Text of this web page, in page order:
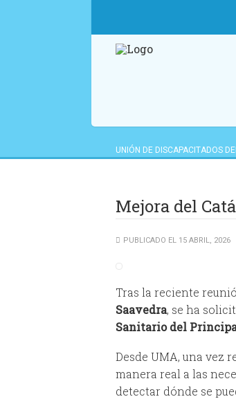
UNIÓN DE DISCAPACITADOS
Mejora del
PUBLICADO EL 15 ABRIL, 2026
Tras la reciente
Saavedra, se ha
Sanitario del
Desde UMA, una vez
manera real a las
detectar dónde se